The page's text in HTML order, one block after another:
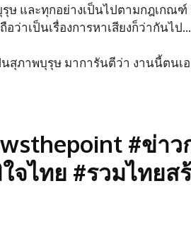
ษ และทุกอย่างเป็นไปตามกฎเกณฑ์
อว่าเป็นเรื่องการหาเสียงก็ว่ากันไป…
นสุภาพบุรุษ มาการันตีว่า งานนี้ตนเ
#ข่าว
จไทย #รวมไทยส